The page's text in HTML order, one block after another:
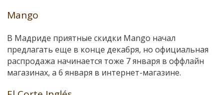
Mango
В Мадриде приятные скидки Mango начал
предлагать еще в конце декабря, но официальная
распродажа начинается тоже 7 января в оффлайн
магазинах, а 6 января в интернет-магазине.